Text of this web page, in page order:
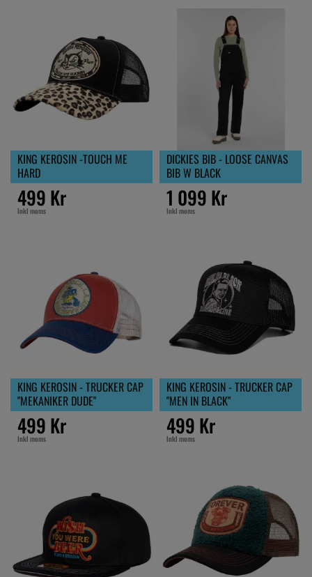
KING KEROSIN -TOUCH ME
HARD
499 Kr
Inkl moms
DICKIES BIB - LOOSE CANVAS
BIB W BLACK
1 099 Kr
Inkl moms
KING KEROSIN - TRUCKER CAP
"MEKANIKER DUDE"
499 Kr
Inkl moms
KING KEROSIN - TRUCKER CAP
"MEN IN BLACK"
499 Kr
Inkl moms